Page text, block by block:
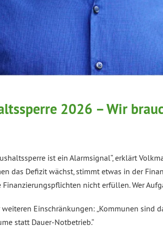
2026 – Wir
ist ein Alarmsignal“, erklärt
das Defizit wächst, stimmt etwas in der
nicht erfüllen. Wer
Einschränkungen: „Kommunen sind
statt Dauer-Notbetrieb.“